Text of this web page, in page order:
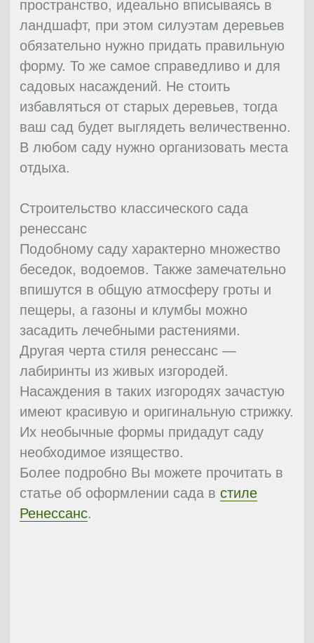
Важно отметить, что, несмотря на то, что
слово «сад» входит в противоречие со
словами «уголок живой природы», эти
два понятия могут тесно пересекаться.
Приверженцы данного стиля редко
делают что-то со своими садами. Флора
и фауна располагаются в них как дома —
растения бурно разрастаются, птицы,
бабочки, ящерки и другие животные
заполняют собой все пространство
Если и вы хотите привлечь птиц,
участок, вам поможет вода и прекрасные
цветущие растения. Животные очень
любят плодовые фруктовые деревья. Но
даже такой сад сможет быть достаточно
ухоженным, будь на то ваша воля.
Если позволяет территория, то на таком
участке можно создать даже мини-лес.
Этот вариант будет приемлим для
длинных участков, в которые не
вписывается классический стиль. Здесь
будут уместны быстрорастущие
листопадные породы со светлой редкой
кроной, к примеру, березы. Один из
приятных бонусов такой маленькой чащи
– деревья закроют вас от любопытных
глаз соседей и неприятных
коммуникаций. Потому засаживать сад
стоит бурно цветущими весной
растениями, а пробелы между
деревьями помогут заполнить
луковичные и почвопокровные
представители флоры.
А самое главное, что такой сад не